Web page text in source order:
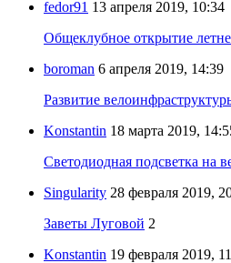
fedor91 13 апреля 2019, 10:34
Общеклубное открытие
boroman 6 апреля 2019, 14:39
Развитие
Konstantin 18 марта 2019,
Светодиодная подсветка на
Singularity 28 февраля 2019,
Заветы Луговой 2
Konstantin 19 февраля 2019,